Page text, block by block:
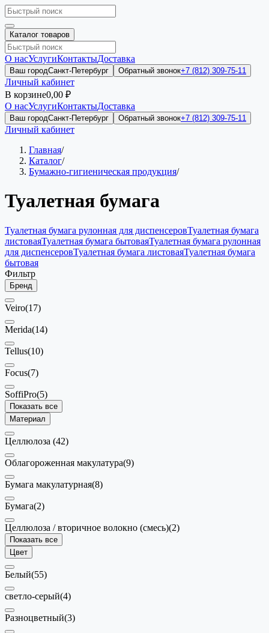
Каталог товаров
О насУслугиКонтактыДоставка
Ваш городСанкт-Петербург Обратный звонок+7 (812) 309-75-11
Личный кабинет
В корзине0,00 ₽
О насУслугиКонтактыДоставка
Ваш городСанкт-Петербург Обратный звонок+7 (812) 309-75-11
Личный кабинет
Главная/
Каталог/
Бумажно-гигиеническая продукция/
Туалетная бумага
Туалетная бумага рулонная для диспенсеровТуалетная бумага
листоваяТуалетная бумага бытоваяТуалетная бумага рулонная
для диспенсеровТуалетная бумага листоваяТуалетная бумага
бытовая
Фильтр
Бренд
Veiro(17)
Merida(14)
Tellus(10)
Focus(7)
SoffiPro(5)
Показать все
Материал
Целлюлоза (42)
Облагороженная макулатура(9)
Бумага макулатурная(8)
Бумага(2)
Целлюлоза / вторичное волокно (смесь)(2)
Показать все
Цвет
Белый(55)
светло-серый(4)
Разноцветный(3)